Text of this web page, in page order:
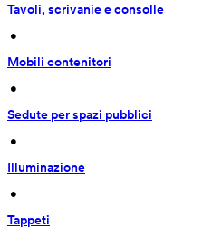
Tavoli, scrivanie e consolle
•
Mobili contenitori
•
Sedute per spazi pubblici
•
Illuminazione
•
Tappeti